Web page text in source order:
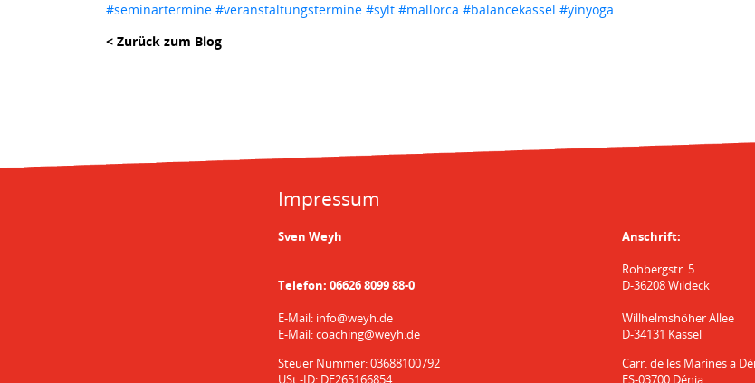
#seminartermine #veranstaltungstermine #sylt #mallorca #balancekassel #yinyoga
< Zurück zum Blog
Impressum
Sven Weyh
Telefon: 06626 8099 88-0
E-Mail: info@weyh.de
E-Mail:coaching@weyh.de
Steuer Nummer: 03688100792
USt.-ID: DE265166854
Anschrift:
Rohbergstr. 5
D-36208 Wildeck
Willhelmshöher Allee
D-34131 Kassel
Carr. de les Marines a
ES-03700 Dénia